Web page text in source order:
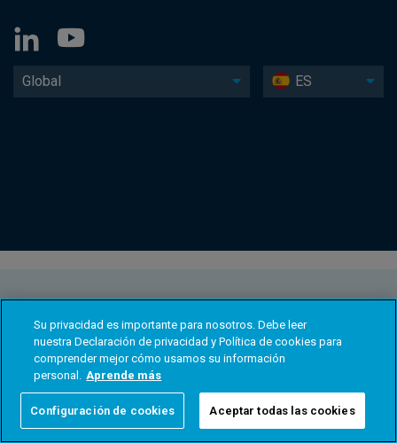
Global ES
Su privacidad es importante para nosotros. Debe leer
nuestra Declaración de privacidad y Política de cookies para
comprender mejor cómo usamos su información
personal. Aprende más
Configuración de cookies Aceptar todas las cookies